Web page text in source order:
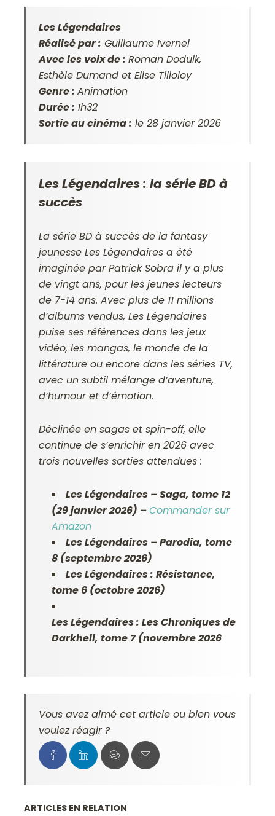
Les Légendaires
Réalisé par : Guillaume Ivernel
Avec les voix de :Roman Doduik,
Esthèle Dumand et Elise Tilloloy
Genre :Animation
Durée : 1h32
Sortie au cinéma : le 28 janvier 2026
Les Légendaires : la série BD à
succès
La série BD à succès de la fantasy
jeunesseLes Légendaires a été
imaginée par Patrick Sobra il y a plus
de vingt ans, pour les jeunes lecteurs
de 7-14 ans. Avec plus de 11 millions
d’albums vendus, Les Légendaires
puise ses références dans les jeux
vidéo, les mangas, le monde de la
littérature ou encore dans les séries TV,
avec un subtil mélange d’aventure,
d’humour et d’émotion.
Déclinée en sagas et spin-off, elle
continue de s’enrichir en 2026 avec
trois nouvelles sorties attendues :
Les Légendaires – Saga, tome 12
(29 janvier 2026) –Commander sur
Amazon
Les Légendaires – Parodia, tome
8 (septembre 2026)
Les Légendaires : Résistance,
tome 6 (octobre 2026)
Les Légendaires : Les Chroniques de
Darkhell, tome 7 (novembre 2026
Vous avez aimé cet article ou bien vous
voulez réagir ?
ARTICLES EN RELATION